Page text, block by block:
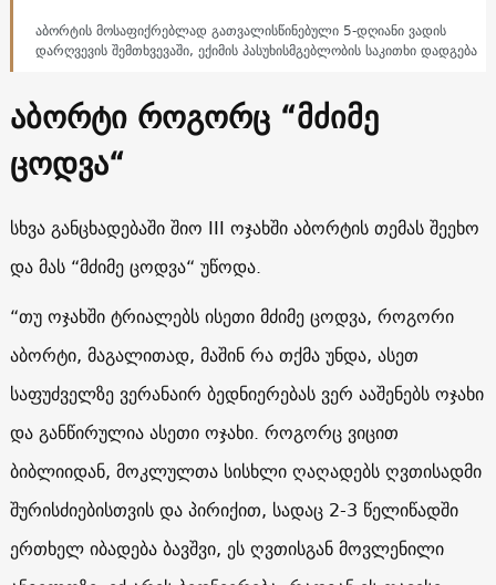
აბორტის მოსაფიქრებლად გათვალისწინებული 5-დღიანი ვადის
დარღვევის შემთხვევაში, ექიმის პასუხისმგებლობის საკითხი დადგება
აბორტი როგორც “მძიმე
ცოდვა“
სხვა განცხადებაში შიო III ოჯახში აბორტის თემას შეეხო
და მას “მძიმე ცოდვა“ უწოდა.
“თუ ოჯახში ტრიალებს ისეთი მძიმე ცოდვა, როგორი
აბორტი, მაგალითად, მაშინ რა თქმა უნდა, ასეთ
საფუძველზე ვერანაირ ბედნიერებას ვერ ააშენებს ოჯახი
და განწირულია ასეთი ოჯახი. როგორც ვიცით
ბიბლიიდან, მოკლულთა სისხლი ღაღადებს ღვთისადმი
შურისძიებისთვის და პირიქით, სადაც 2-3 წელიწადში
ერთხელ იბადება ბავშვი, ეს ღვთისგან მოვლენილი